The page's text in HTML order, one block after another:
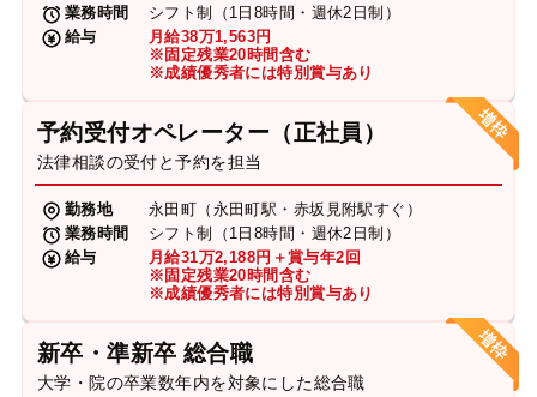
業務時間
シフト制（1日8時間・週休2日制）
給与
月給38万1,563円
※固定残業20時間含む
※成績優秀者には特別賞与あり
予約受付オペレーター（正社員）
法律相談の受付と予約を担当
勤務地
永田町（永田町駅・赤坂見附駅すぐ）
業務時間
シフト制（1日8時間・週休2日制）
給与
月給31万2,188円＋賞与年2回
※固定残業20時間含む
※成績優秀者には特別賞与あり
新卒・準新卒 総合職
大学・院の卒業数年内を対象にした総合職